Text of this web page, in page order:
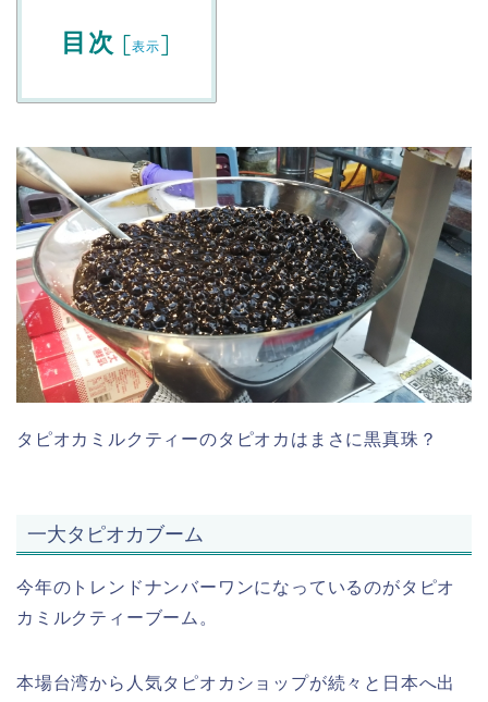
目次 [表示]
タピオカミルクティーのタピオカはまさに黒真珠？
一大タピオカブーム
今年のトレンドナンバーワンになっているのがタピオ
カミルクティーブーム。
本場台湾から人気タピオカショップが続々と日本へ出